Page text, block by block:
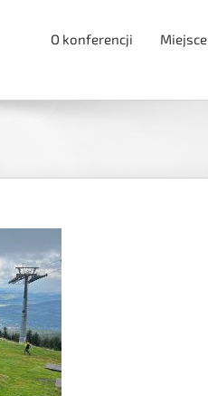
O konferencji Miejsce